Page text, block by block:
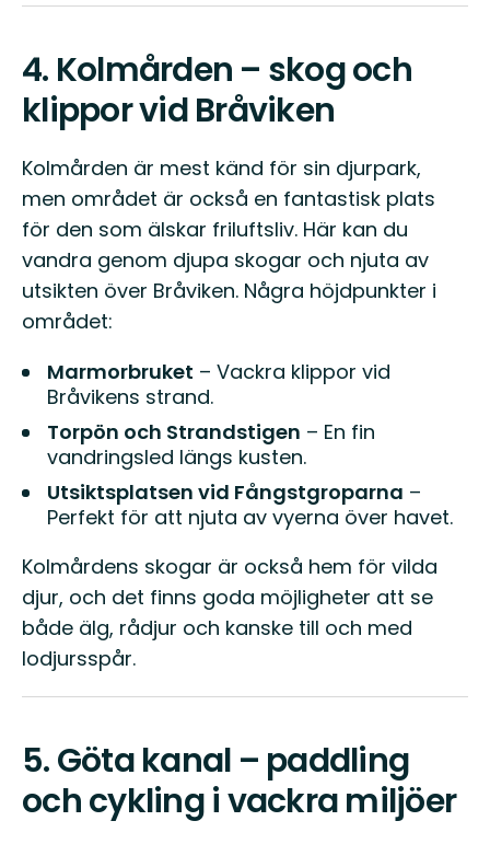
4. Kolmården – skog och
klippor vid Bråviken
Kolmården är mest känd för sin djurpark,
men området är också en fantastisk plats
för den som älskar friluftsliv. Här kan du
vandra genom djupa skogar och njuta av
utsikten över Bråviken. Några höjdpunkter i
området:
Marmorbruket – Vackra klippor vid
Bråvikens strand.
Torpön och Strandstigen – En fin
vandringsled längs kusten.
Utsiktsplatsen vid Fångstgroparna –
Perfekt för att njuta av vyerna över havet.
Kolmårdens skogar är också hem för vilda
djur, och det finns goda möjligheter att se
både älg, rådjur och kanske till och med
lodjursspår.
5.Göta kanal – paddling
och cykling i vackra miljöer